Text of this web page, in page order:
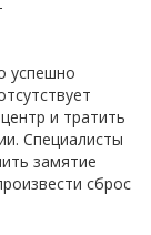
успешно
и тратить
Специалисты
замятие
сброс